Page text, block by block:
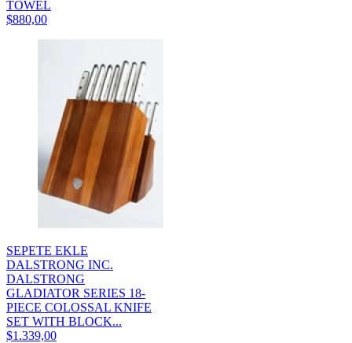
TOWEL
$880,00
SEPETE EKLE
DALSTRONG INC.
DALSTRONG
GLADIATOR SERIES 18-
PIECE COLOSSAL KNIFE
SET WITH BLOCK...
$1.339,00